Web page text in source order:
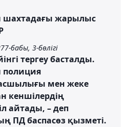
шахтадағы жарылыс
бабы, 3-бөлігі
тергеу басталды.
полиция
мен жеке
кеншілердің
айтады, – деп
ПД баспасөз қызметі.